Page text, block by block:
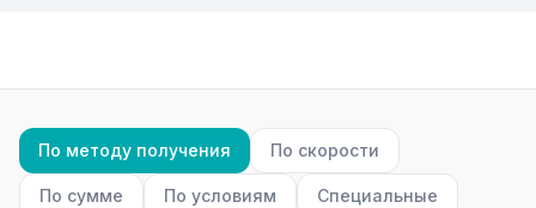
По методу получения По скорости
По сумме По условиям Специальные